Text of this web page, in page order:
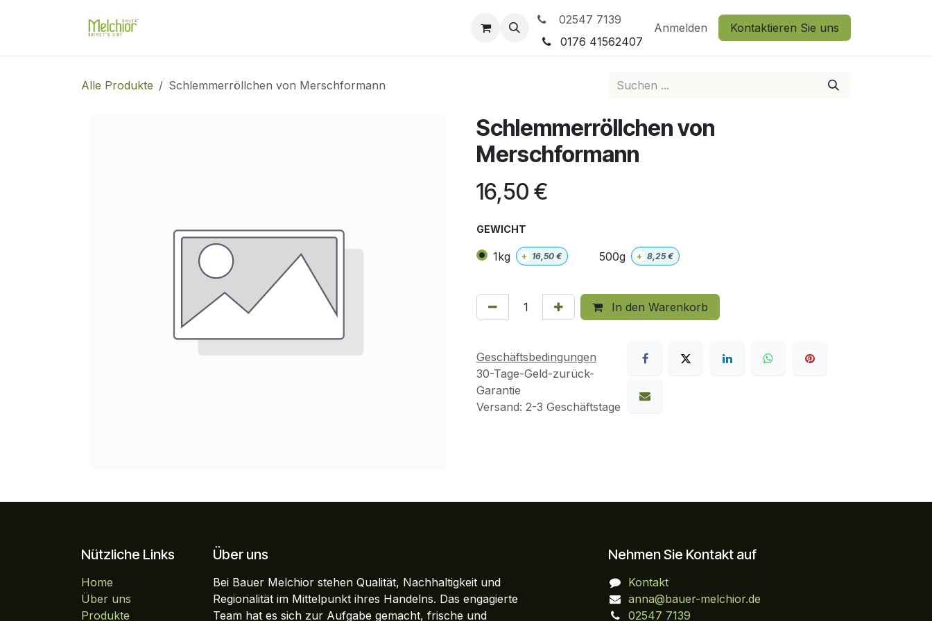
02547 7139
0176 41562407
Anmelden Kontaktieren Sie uns
Alle Produkte Schlemmerröllchen von Merschformann
Schlemmerröllchen von
Merschformann
16,50 €
GEWICHT
1kg + 16,50 € 500g + 8,25€
In den Warenkorb
Geschäftsbedingungen
30-Tage-Geld-zurück-
Garantie
Versand: 2-3 Geschäftstage
Nützliche Links
Home
Über uns
Produkte
Über uns
Bei Bauer Melchior stehen Qualität, Nachhaltigkeit und
Regionalität im Mittelpunkt ihres Handelns. Das engagierte
Team hat es sich zur Aufgabe gemacht, frische und
Nehmen Sie Kontakt auf
Kontakt
anna@bauer-melchior.de
02547 7139